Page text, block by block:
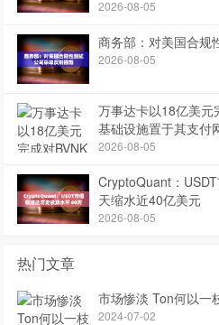
2026-08-05
商务部：对美国合规
2026-08-05
万事达卡以18亿美元
基础设施置于其支付
2026-08-05
CryptoQuant：
天缩水近40亿美元
2026-08-05
热门文章
市场惨淡 Ton何以一
2024-07-02